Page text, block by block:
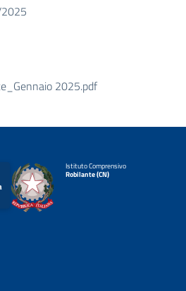
2025.pdf
Istituto Comprensivo
Robilante (CN)